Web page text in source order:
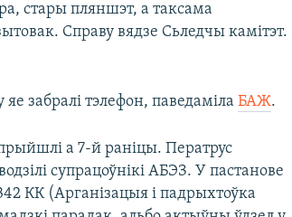
стары пляншэт, а таксама
Справу вядзе Сьледчы камітэт.
яе забралі тэлефон, паведамілаБАЖ.
а 7-й раніцы. Ператрус
супрацоўнікі АБЭЗ. У пастанове
КК (Арганізацыя і падрыхтоўка